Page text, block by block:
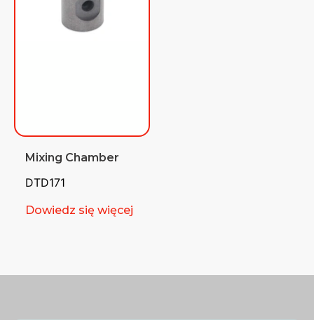
Mixing Chamber
DTD171
Dowiedz się więcej